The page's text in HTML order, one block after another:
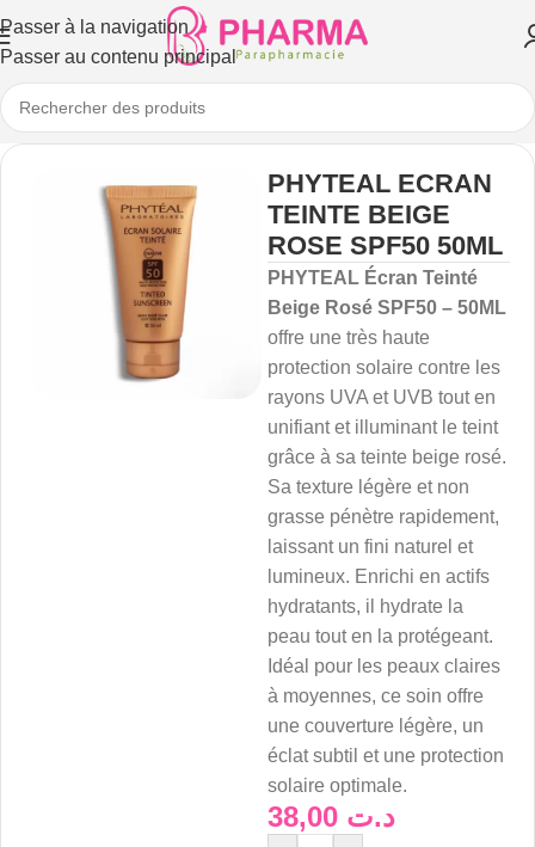
Passer à la navigation
Passer au contenu principal
PHYTEAL ECRAN
TEINTE BEIGE
ROSE SPF50 50ML
PHYTEAL Écran Teinté
Beige Rosé SPF50 – 50ML
offre une très haute
protection solaire contre les
rayons UVA et UVB tout en
unifiant et illuminant le teint
grâce à sa teinte beige rosé.
Sa texture légère et non
grasse pénètre rapidement,
laissant un fini naturel et
lumineux. Enrichi en actifs
hydratants, il hydrate la
peau tout en la protégeant.
Idéal pour les peaux claires
à moyennes, ce soin offre
une couverture légère, un
éclat subtil et une protection
solaire optimale.
د.ت